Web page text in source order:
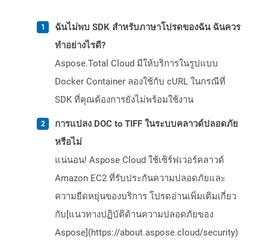
ฉันไม่พบ SDK สำหรับภาษาโปรดของฉัน ฉันควร
ทำอย่างไรดี?
Aspose.Total Cloud มีให้บริการในรูปแบบ
Docker Container ลองใช้กับ cURL ในกรณีที่
SDK ที่คุณต้องการยังไม่พร้อมใช้งาน
การแปลง DOC to TIFF ในระบบคลาวด์ปลอดภัย
หรือไม่
แน่นอน! Aspose Cloud ใช้เซิร์ฟเวอร์คลาวด์
Amazon EC2 ที่รับประกันความปลอดภัยและ
ความยืดหยุ่นของบริการ โปรดอ่านเพิ่มเติมเกี่ยว
กับ[แนวทางปฏิบัติด้านความปลอดภัยของ
Aspose](https://about.aspose.cloud/security)